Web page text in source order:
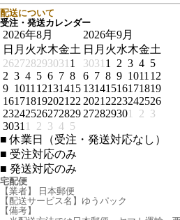
配送について
受注・発送カレンダー
2026年8月
日 月 火水木金土
262728293031 1
2 3 4 5 6 7 8
9 1011 12131415
161718192021 22
23242526272829
3031 1 2 3 4 5
2026年9月
日 月 火水木金土
3031 1 2 3 4 5
6 7 8 9 1011 12
13141516171819
2021 2223242526
272829301 2 3
■ 休業日（受注・発送対応なし）
■ 受注対応のみ
■ 発送対応のみ
宅配便
【業者】 日本郵便
【配送サービス名】ゆうパック
【備考】